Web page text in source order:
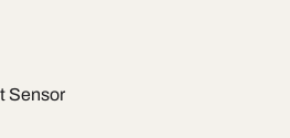
Sensor